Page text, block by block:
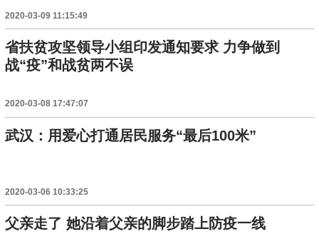
2020-03-09 11:15:49
省扶贫攻坚领导小组印发通知要求 力争做到
战“疫”和战贫两不误
2020-03-08 17:47:07
武汉：用爱心打通居民服务“最后100米”
2020-03-06 10:33:25
父亲走了 她沿着父亲的脚步踏上防疫一线